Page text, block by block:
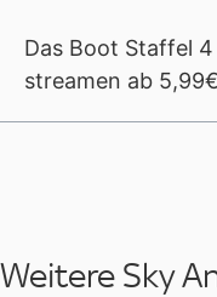
Das Boot Staffel
streamen ab 5,99€
Weitere Sky